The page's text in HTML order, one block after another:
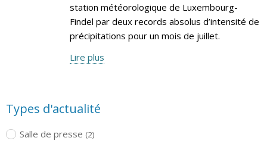
station météorologique de Luxembourg-
Findel par deux records absolus d’intensité de
précipitations pour un mois de juillet.
Lire plus
Types d'actualité
Salle de presse (2)